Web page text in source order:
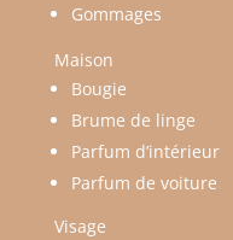
Gommages
Maison
Bougie
Brume de linge
Parfum d’intérieur
Parfum de voiture
Visage